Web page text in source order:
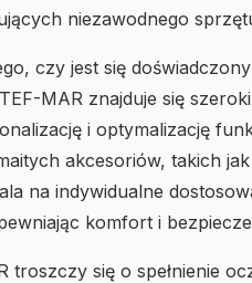
niezawodnego
czy jest się
MAR znajduje się
i optymalizację
akcesoriów, takich
na indywidualne
komfort i
troszczy się o spełnienie